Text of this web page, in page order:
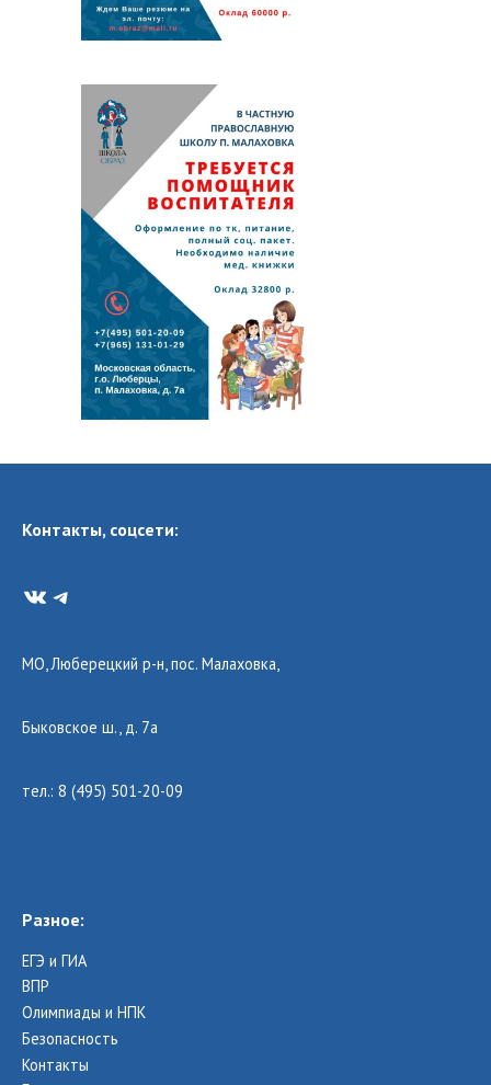
Контакты, соцсети:
VKTelegram
МО, Люберецкий р-н, пос. Малаховка,
Быковское ш., д. 7а
тел.: 8 (495) 501-20-09
Разное:
ЕГЭ и ГИА
ВПР
Олимпиады и НПК
Безопасность
Контакты